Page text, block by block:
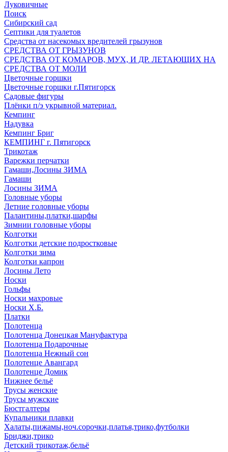
Луковичные
Поиск
Сибирский сад
Септики для туалетов
Средства от насекомых вредителей грызунов
СPEДСТВА ОТ ГРЫЗУНОВ
СРЕДСТВА ОТ КОМАРОВ, МУХ, И ДР. ЛЕТАЮЩИХ НА
СРЕДСТВА ОТ МОЛИ
Цветочные горшки
Цветочные горшки г.Пятигорск
Садовые фигуры
Плёнки п/э укрывной материал.
Кемпинг
Надувка
Кемпинг Бриг
КЕМПИНГ г. Пятигорск
Трикотаж
Варежки перчатки
Гамаши,Лосины ЗИМА
Гамаши
Лосины ЗИМА
Головные уборы
Летние головные уборы
Палантины,платки,шарфы
Зимнии головные уборы
Колготки
Колготки детские подростковые
Колготки зима
Колготки капрон
Лосины Лето
Носки
Гольфы
Носки махровые
Носки Х.Б.
Платки
Полотенца
Полотенца Донецкая Мануфактура
Полотенца Подарочные
Полотенца Нежный сон
Полотенце Авангард
Полотенце Домик
Нижнее бельё
Трусы женские
Трусы мужские
Бюстгалтеры
Купальники плавки
Халаты,пижамы,ноч.сорочки,платья,трико,футболки
Бриджи,трико
Детский трикотаж,бельё